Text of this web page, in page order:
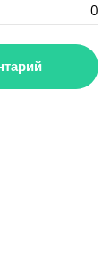
0